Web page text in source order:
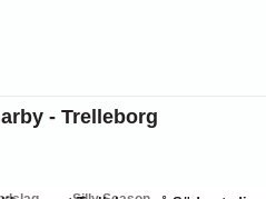
stor betydelse i...
- Trelleborg